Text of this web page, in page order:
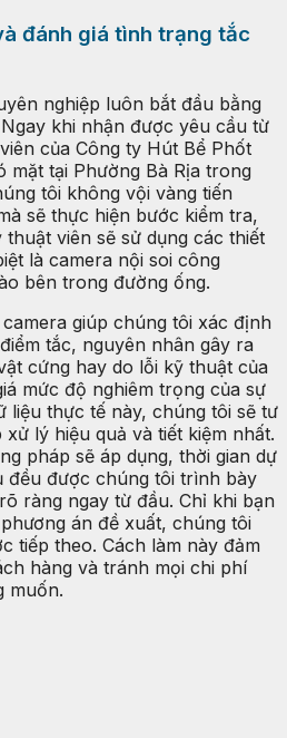
đánh giá tình trạng tắc
nghiệp luôn bắt đầu bằng
khi nhận được yêu cầu từ
của Công ty Hút Bể Phốt
mặt tại Phường Bà Rịa trong
tôi không vội vàng tiến
sẽ thực hiện bước kiểm tra,
thuật viên sẽ sử dụng các thiết
là camera nội soi công
bên trong đường ống.
giúp chúng tôi xác định
tắc, nguyên nhân gây ra
cứng hay do lỗi kỹ thuật của
mức độ nghiêm trọng của sự
liệu thực tế này, chúng tôi sẽ tư
lý hiệu quả và tiết kiệm nhất.
pháp sẽ áp dụng, thời gian dự
đều được chúng tôi trình bày
ràng ngay từ đầu. Chỉ khi bạn
án đề xuất, chúng tôi
tiếp theo. Cách làm này đảm
hàng và tránh mọi chi phí
muốn.